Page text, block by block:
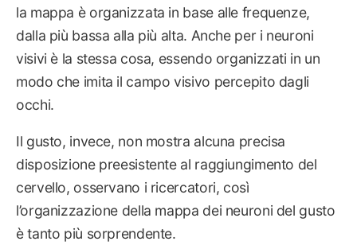
la mappa è organizzata in base alle frequenze,
dalla più bassa alla più alta. Anche per i neuroni
visivi è la stessa cosa, essendo organizzati in un
modo che imita il campo visivo percepito dagli
occhi.
Il gusto, invece, non mostra alcuna precisa
disposizione preesistente al raggiungimento del
cervello, osservano i ricercatori, così
l’organizzazione della mappa dei neuroni del gusto
è tanto più sorprendente.